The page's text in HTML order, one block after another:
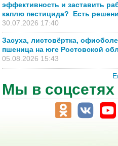
эффективность и заставить
каплю пестицида? Есть
30.07.2026 17:40
Засуха, листовёртка,
пшеница на юге Ростовской
05.08.2026 15:43
Мы в соцсетях